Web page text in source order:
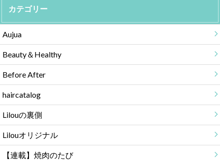
カテゴリー
Aujua
Beauty＆Healthy
Before After
haircatalog
Lilouの裏側
Lilouオリジナル
【連載】焼肉のたび